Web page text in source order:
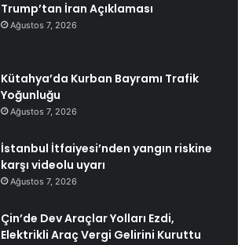
Trump’tan İran Açıklaması
Ağustos 7, 2026
Kütahya’da Kurban Bayramı Trafik
Yoğunluğu
Ağustos 7, 2026
İstanbul İtfaiyesi’nden yangın riskine
karşı videolu uyarı
Ağustos 7, 2026
Çin’de Dev Araçlar Yolları Ezdi,
Elektrikli Araç Vergi Gelirini Kuruttu